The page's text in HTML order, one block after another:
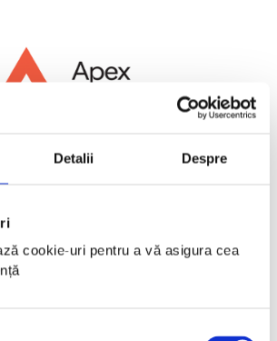
Detalii Despre
cookie-uri pentru a vă asigura cea